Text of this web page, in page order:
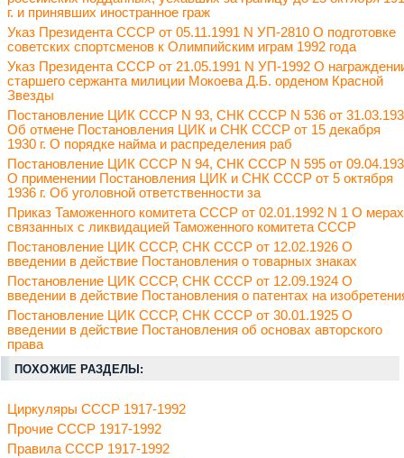
г. и принявших иностранное граж
Указ Президента СССР от 05.11.1991 N УП-2810 О подготовке
советских спортсменов к Олимпийским играм 1992 года
Указ Президента СССР от 21.05.1991 N УП-1992 О
старшего сержанта милиции Мокоева Д.Б. орденом Красной
Звезды
Постановление ЦИК СССР N 93, СНК СССР N 536 от
Об отмене Постановления ЦИК и СНК СССР от 15 декабря
1930 г. О порядке найма и распределения раб
Постановление ЦИК СССР N 94, СНК СССР N 595 от
О применении Постановления ЦИК и СНК СССР от 5 октября
1936 г. Об уголовной ответственности за
Приказ Таможенного комитета СССР от 02.01.1992 N 1 О
связанных с ликвидацией Таможенного комитета СССР
Постановление ЦИК СССР, СНК СССР от 12.02.1926 О
введении в действие Постановления о товарных знаках
Постановление ЦИК СССР, СНК СССР от 12.09.1924 О
введении в действие Постановления о патентах на
Постановление ЦИК СССР, СНК СССР от 30.01.1925 О
введении в действие Постановления об основах авторского
права
ПОХОЖИЕ РАЗДЕЛЫ:
Циркуляры СССР 1917-1992
Прочие СССР 1917-1992
Правила СССР 1917-1992